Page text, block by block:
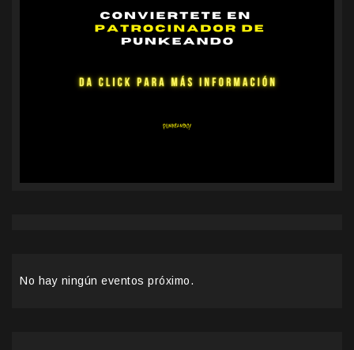
No hay ningún eventos próximo.